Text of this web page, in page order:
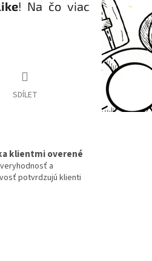
! Na čo viac
SDÍLET
klientmi overené
a
potvrdzujú klienti